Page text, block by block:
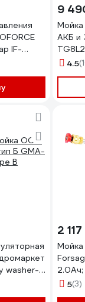
IF-
9
Мойка
АКБ и
4.5
washer-
2
Мойка
2.0Ач;
5(3)